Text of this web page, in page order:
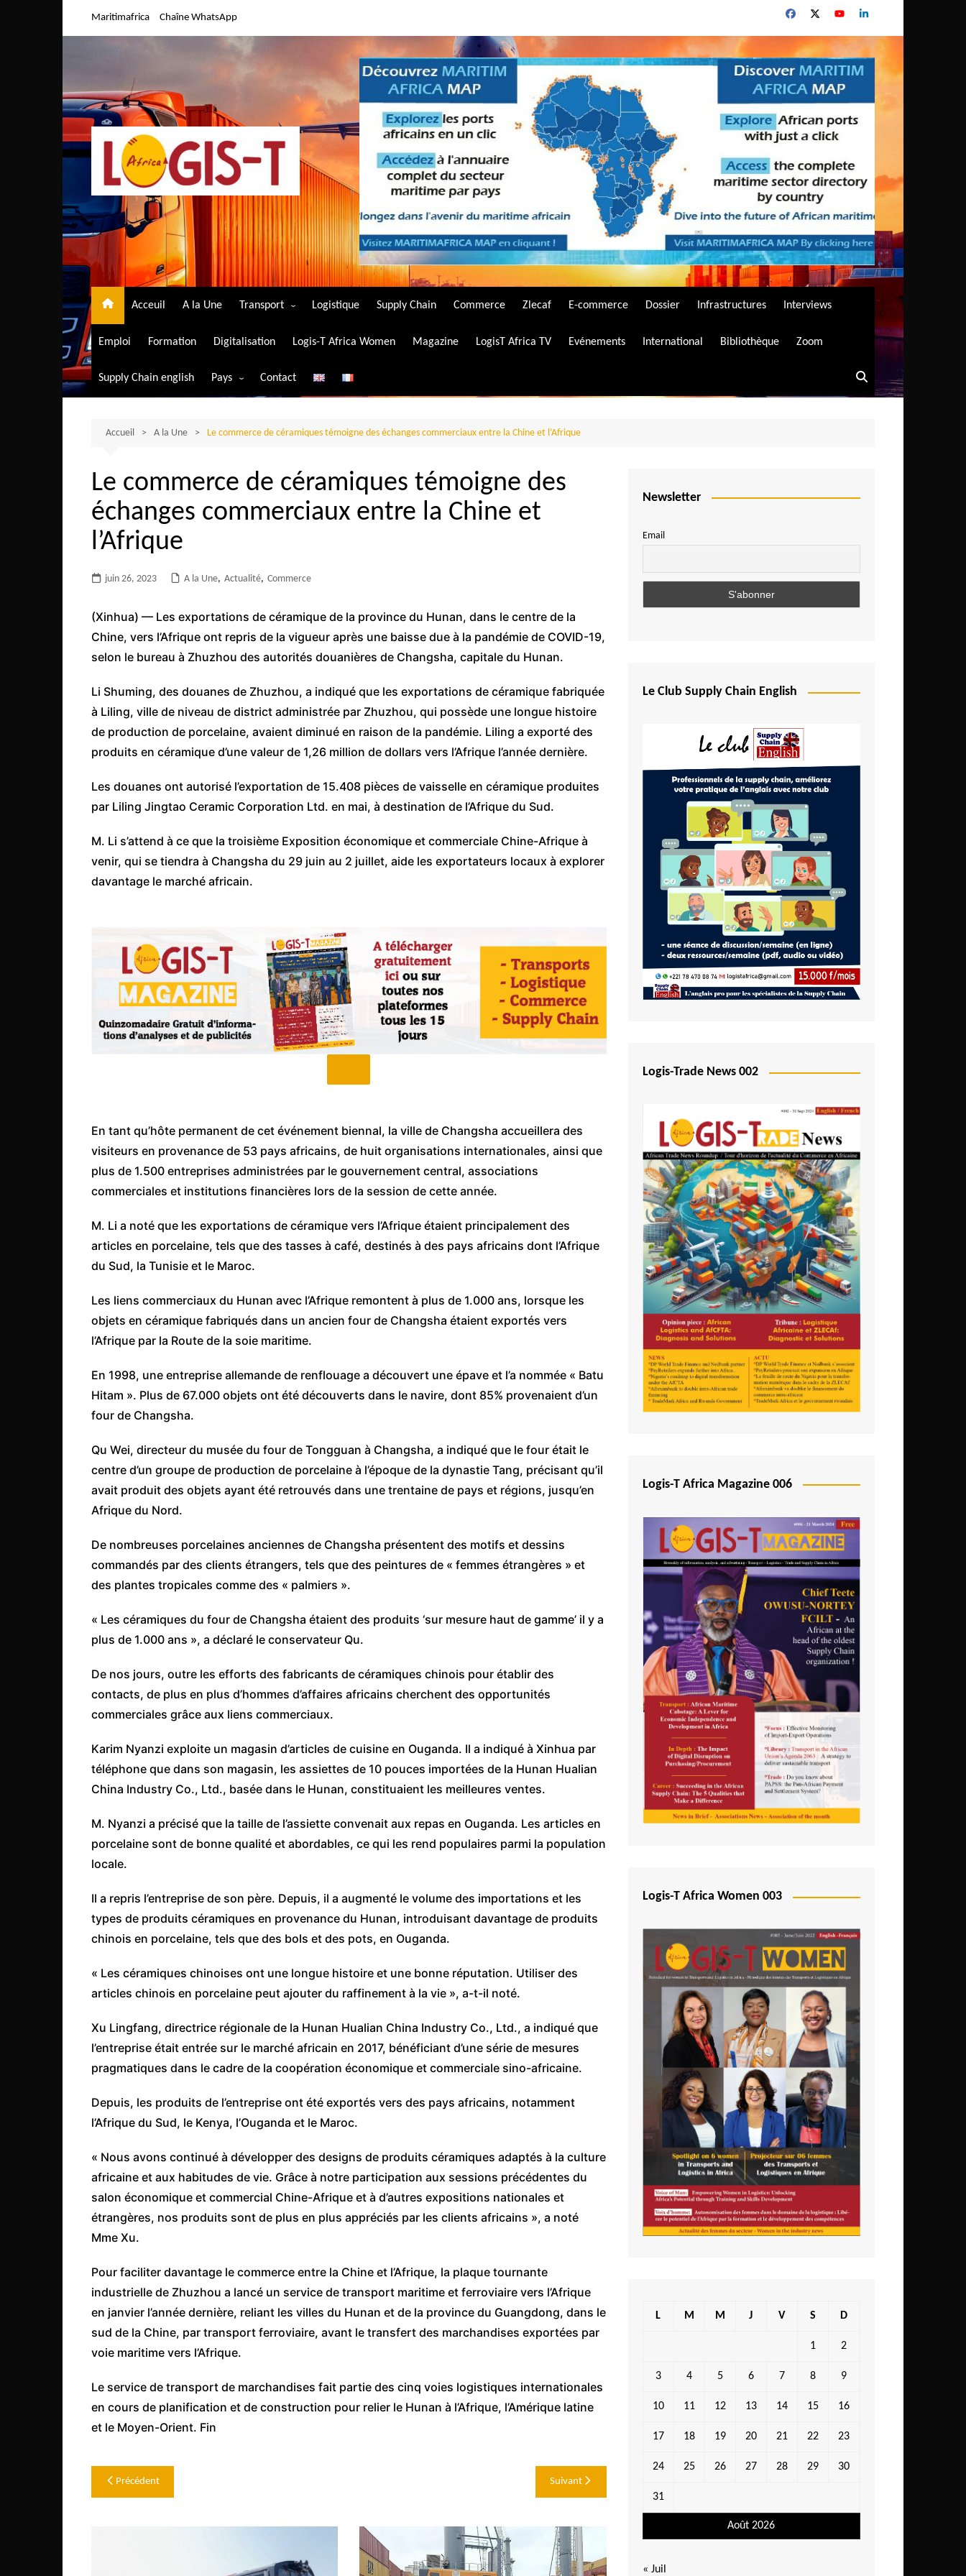
Maritimafrica Chaîne WhatsApp
Acceuil A la Une Transport
Transport aérien
Transport ferroviaire
Transport routier
Logistique Supply Chain Commerce Zlecaf E-commerce Dossier Infrastructures Interviews
Emploi Formation Digitalisation Logis-T Africa Women Magazine LogisT Africa TV Evénements International Bibliothèque Zoom
Supply Chain english Pays
Algérie
Bénin
Burkina-Faso
Cameroun
Côte d’Ivoire
Ethiopie
Gabon
Guinée Bissau
Ile Maurice
Liberia
Malawi Fr
Maroc
Mauritanie
Ouganda
Rwanda
Tunisie
Congo
São Tomé et Príncipe
Seychelles
Sierra Leone
Soudan
Contact
Accueil A la Une Le commerce de céramiques témoigne des échanges commerciaux entre la Chine et l’Afrique
Le commerce de céramiques témoigne des
échanges commerciaux entre la Chine et
l’Afrique
juin 26, 2023 A la Une, Actualité, Commerce
(Xinhua) — Les exportations de céramique de la province du Hunan, dans le centre de la
Chine, vers l’Afrique ont repris de la vigueur après une baisse due à la pandémie de COVID-19,
selon le bureau à Zhuzhou des autorités douanières de Changsha, capitale du Hunan.
Li Shuming, des douanes de Zhuzhou, a indiqué que les exportations de céramique fabriquée
à Liling, ville de niveau de district administrée par Zhuzhou, qui possède une longue histoire
de production de porcelaine, avaient diminué en raison de la pandémie. Liling a exporté des
produits en céramique d’une valeur de 1,26 million de dollars vers l’Afrique l’année dernière.
Les douanes ont autorisé l’exportation de 15.408 pièces de vaisselle en céramique produites
par Liling Jingtao Ceramic Corporation Ltd. en mai, à destination de l’Afrique du Sud.
M. Li s’attend à ce que la troisième Exposition économique et commerciale Chine-Afrique à
venir, qui se tiendra à Changsha du 29 juin au 2 juillet, aide les exportateurs locaux à explorer
davantage le marché africain.
En tant qu’hôte permanent de cet événement biennal, la ville de Changsha accueillera des
visiteurs en provenance de 53 pays africains, de huit organisations internationales, ainsi que
plus de 1.500 entreprises administrées par le gouvernement central, associations
commerciales et institutions financières lors de la session de cette année.
M. Li a noté que les exportations de céramique vers l’Afrique étaient principalement des
articles en porcelaine, tels que des tasses à café, destinés à des pays africains dont l’Afrique
du Sud, la Tunisie et le Maroc.
Les liens commerciaux du Hunan avec l’Afrique remontent à plus de 1.000 ans, lorsque les
objets en céramique fabriqués dans un ancien four de Changsha étaient exportés vers
l’Afrique par la Route de la soie maritime.
En 1998, une entreprise allemande de renflouage a découvert une épave et l’a nommée « Batu
Hitam ». Plus de 67.000 objets ont été découverts dans le navire, dont 85% provenaient d’un
four de Changsha.
Qu Wei, directeur du musée du four de Tongguan à Changsha, a indiqué que le four était le
centre d’un groupe de production de porcelaine à l’époque de la dynastie Tang, précisant qu’il
avait produit des objets ayant été retrouvés dans une trentaine de pays et régions, jusqu’en
Afrique du Nord.
De nombreuses porcelaines anciennes de Changsha présentent des motifs et dessins
commandés par des clients étrangers, tels que des peintures de « femmes étrangères » et
des plantes tropicales comme des « palmiers ».
« Les céramiques du four de Changsha étaient des produits ‘sur mesure haut de gamme’ il y a
plus de 1.000 ans », a déclaré le conservateur Qu.
De nos jours, outre les efforts des fabricants de céramiques chinois pour établir des
contacts, de plus en plus d’hommes d’affaires africains cherchent des opportunités
commerciales grâce aux liens commerciaux.
Karim Nyanzi exploite un magasin d’articles de cuisine en Ouganda. Il a indiqué à Xinhua par
téléphone que dans son magasin, les assiettes de 10 pouces importées de la Hunan Hualian
China Industry Co., Ltd., basée dans le Hunan, constituaient les meilleures ventes.
M. Nyanzi a précisé que la taille de l’assiette convenait aux repas en Ouganda. Les articles en
porcelaine sont de bonne qualité et abordables, ce qui les rend populaires parmi la population
locale.
Il a repris l’entreprise de son père. Depuis, il a augmenté le volume des importations et les
types de produits céramiques en provenance du Hunan, introduisant davantage de produits
chinois en porcelaine, tels que des bols et des pots, en Ouganda.
« Les céramiques chinoises ont une longue histoire et une bonne réputation. Utiliser des
articles chinois en porcelaine peut ajouter du raffinement à la vie », a-t-il noté.
Xu Lingfang, directrice régionale de la Hunan Hualian China Industry Co., Ltd., a indiqué que
l’entreprise était entrée sur le marché africain en 2017, bénéficiant d’une série de mesures
pragmatiques dans le cadre de la coopération économique et commerciale sino-africaine.
Depuis, les produits de l’entreprise ont été exportés vers des pays africains, notamment
l’Afrique du Sud, le Kenya, l’Ouganda et le Maroc.
« Nous avons continué à développer des designs de produits céramiques adaptés à la culture
africaine et aux habitudes de vie. Grâce à notre participation aux sessions précédentes du
salon économique et commercial Chine-Afrique et à d’autres expositions nationales et
étrangères, nos produits sont de plus en plus appréciés par les clients africains », a noté
Mme Xu.
Pour faciliter davantage le commerce entre la Chine et l’Afrique, la plaque tournante
industrielle de Zhuzhou a lancé un service de transport maritime et ferroviaire vers l’Afrique
en janvier l’année dernière, reliant les villes du Hunan et de la province du Guangdong, dans le
sud de la Chine, par transport ferroviaire, avant le transfert des marchandises exportées par
voie maritime vers l’Afrique.
Le service de transport de marchandises fait partie des cinq voies logistiques internationales
en cours de planification et de construction pour relier le Hunan à l’Afrique, l’Amérique latine
et le Moyen-Orient. Fin
Navigation
Précédent Suivant
Newsletter
Email
Le Club Supply Chain English
Logis-Trade News 002
Logis-T Africa Magazine 006
Logis-T Africa Women 003
Août 2026
L M M J V S D
1 2
3 4 5 6 7 8 9
10 11 12 13 14 15 16
17 18 19 20 21 22 23
24 25 26 27 28 29 30
31
« Juil